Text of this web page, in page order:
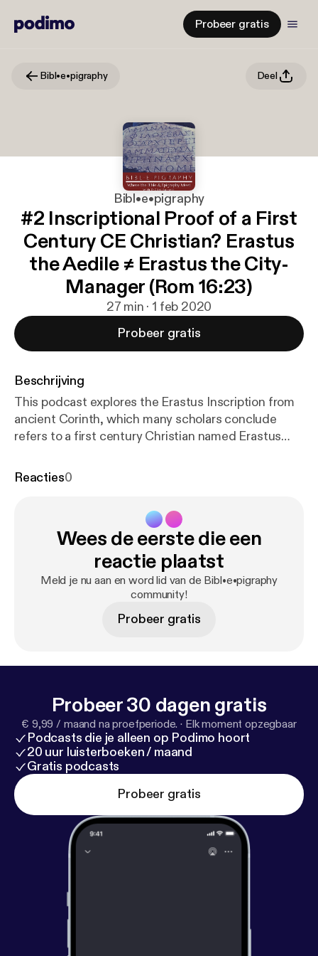
Probeer gratis
Bibl•e•pigraphy Deel
Bibl•e•pigraphy
#2 Inscriptional Proof of a First
Century CE Christian? Erastus
the Aedile ≠ Erastus the City-
Manager (Rom 16:23)
27 min · 1 feb 2020
Probeer gratis
Beschrijving
This podcast explores the Erastus Inscription from
ancient Corinth, which many scholars conclude
refers to a first century Christian named Erastus
discusses the oft-neglected circumstances
Reacties0
Wees de eerste die een
reactie plaatst
Meld je nu aan en word lid van de Bibl•e•pigraphy
community!
Probeer gratis
Probeer 30 dagen gratis
€ 9,99 / maand na proefperiode. · Elk moment opzegbaar
Podcasts die je alleen op Podimo hoort
20 uur luisterboeken / maand
Gratis podcasts
Probeer gratis